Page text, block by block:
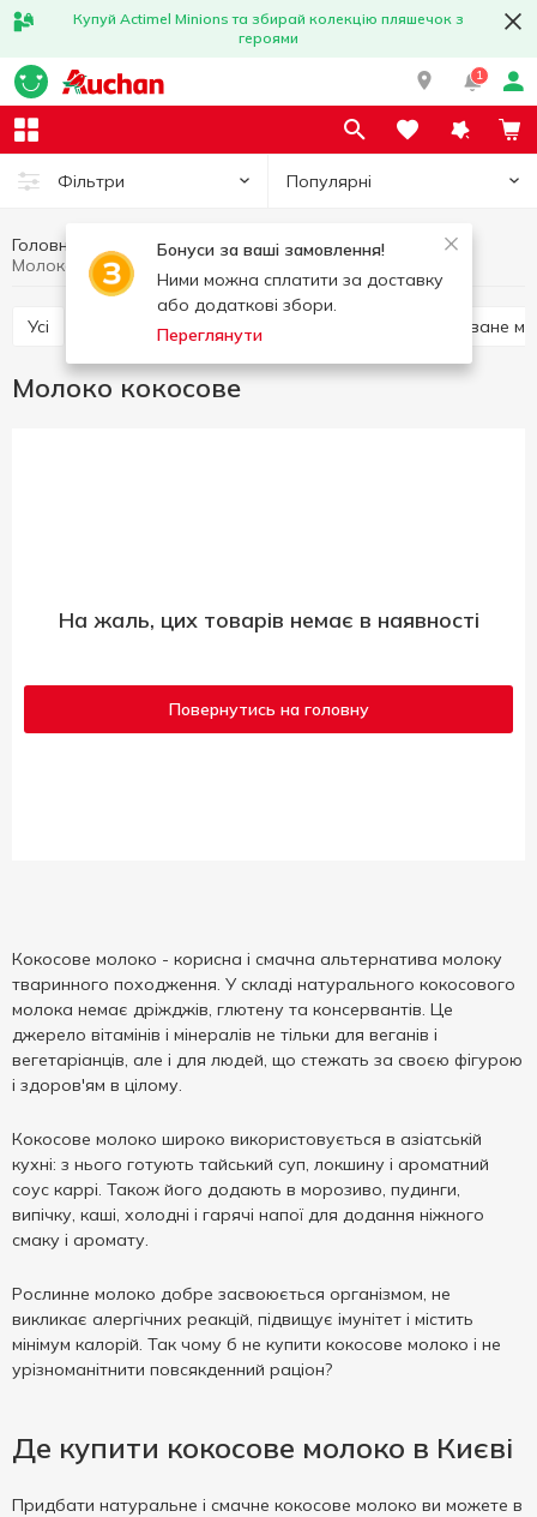
Купуй Actimel Minions та збирай колекцію пляшечок з
героями
1
Фільтри Популярні
Бонуси за ваші замовлення!
Ними можна сплатити за доставку
або додаткові збори.
Переглянути
Головна Яйця та молочні продукти
Молоко
Молоко кокосове
Усі Ультрапастеризоване молоко Пастеризоване
Молоко кокосове
На жаль, цих товарів немає в наявності
Повернутись на головну
Кокосове молоко - корисна і смачна альтернатива молоку
тваринного походження. У складі натурального кокосового
молока немає дріжджів, глютену та консервантів. Це
джерело вітамінів і мінералів не тільки для веганів і
вегетаріанців, але і для людей, що стежать за своєю фігурою
і здоров'ям в цілому.
Кокосове молоко широко використовується в азіатській
кухні: з нього готують тайський суп, локшину і ароматний
соус каррі. Також його додають в морозиво, пудинги,
випічку, каші, холодні і гарячі напої для додання ніжного
смаку і аромату.
Рослинне молоко добре засвоюється організмом, не
викликає алергічних реакцій, підвищує імунітет і містить
мінімум калорій. Так чому б не купити кокосове молоко і не
урізноманітнити повсякденний раціон?
Де купити кокосове молоко в Києві
Придбати натуральне і смачне кокосове молоко ви можете в